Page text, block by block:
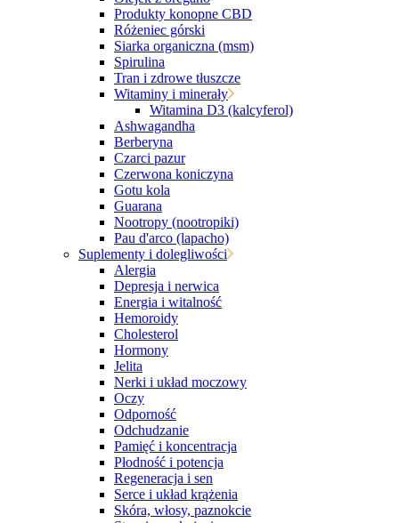
Produkty konopne CBD
Różeniec górski
Siarka organiczna (msm)
Spirulina
Tran i zdrowe tłuszcze
Witaminy i minerały
Witamina D3 (kalcyferol)
Ashwagandha
Berberyna
Czarci pazur
Czerwona koniczyna
Gotu kola
Guarana
Nootropy (nootropiki)
Pau d'arco (lapacho)
Suplementy i dolegliwości
Alergia
Depresja i nerwica
Energia i witalność
Hemoroidy
Cholesterol
Hormony
Jelita
Nerki i układ moczowy
Oczy
Odporność
Odchudzanie
Pamięć i koncentracja
Płodność i potencja
Regeneracja i sen
Serce i układ krążenia
Skóra, włosy, paznokcie